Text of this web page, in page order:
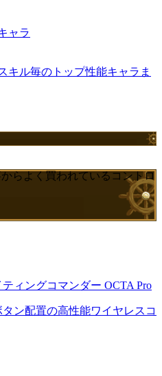
ャラ
キル毎のトップ性能キャラま
からよく買われているコントロ
ィングコマンダー OCTA Pro
ン配置の高性能ワイヤレスコ